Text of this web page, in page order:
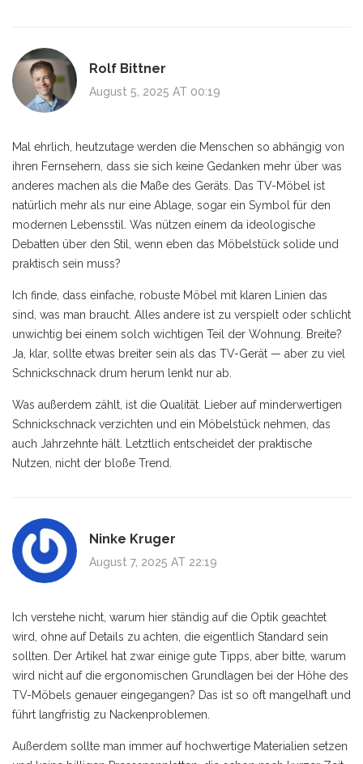
Rolf Bittner
August 5, 2025 AT 00:19
Mal ehrlich, heutzutage werden die Menschen so abhängig von
ihren Fernsehern, dass sie sich keine Gedanken mehr über was
anderes machen als die Maße des Geräts. Das TV-Möbel ist
natürlich mehr als nur eine Ablage, sogar ein Symbol für den
modernen Lebensstil. Was nützen einem da ideologische
Debatten über den Stil, wenn eben das Möbelstück solide und
praktisch sein muss?
Ich finde, dass einfache, robuste Möbel mit klaren Linien das
sind, was man braucht. Alles andere ist zu verspielt oder schlicht
unwichtig bei einem solch wichtigen Teil der Wohnung. Breite?
Ja, klar, sollte etwas breiter sein als das TV-Gerät — aber zu viel
Schnickschnack drum herum lenkt nur ab.
Was außerdem zählt, ist die Qualität. Lieber auf minderwertigen
Schnickschnack verzichten und ein Möbelstück nehmen, das
auch Jahrzehnte hält. Letztlich entscheidet der praktische
Nutzen, nicht der bloße Trend.
Ninke Kruger
August 7, 2025 AT 22:19
Ich verstehe nicht, warum hier ständig auf die Optik geachtet
wird, ohne auf Details zu achten, die eigentlich Standard sein
sollten. Der Artikel hat zwar einige gute Tipps, aber bitte, warum
wird nicht auf die ergonomischen Grundlagen bei der Höhe des
TV-Möbels genauer eingegangen? Das ist so oft mangelhaft und
führt langfristig zu Nackenproblemen.
Außerdem sollte man immer auf hochwertige Materialien setzen